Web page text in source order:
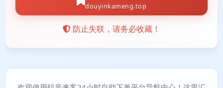
douyinkameng.top
防止失联，请务必收藏！